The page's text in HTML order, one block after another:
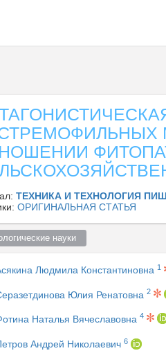
ТЕХНИКА И ТЕХНОЛОГИЯ
ОРИГИНАЛЬНАЯ СТАТЬЯ
науки
Людмила Константиновна 1
Юлия Ренатовна 2
Наталья Вячеславовна 4
Андрей Николаевич 6